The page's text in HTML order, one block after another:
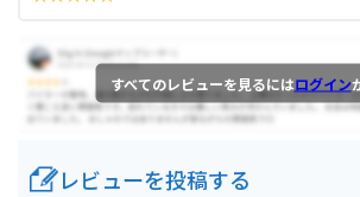
すべてのレビューを見るにはログイン
レビューを投稿する